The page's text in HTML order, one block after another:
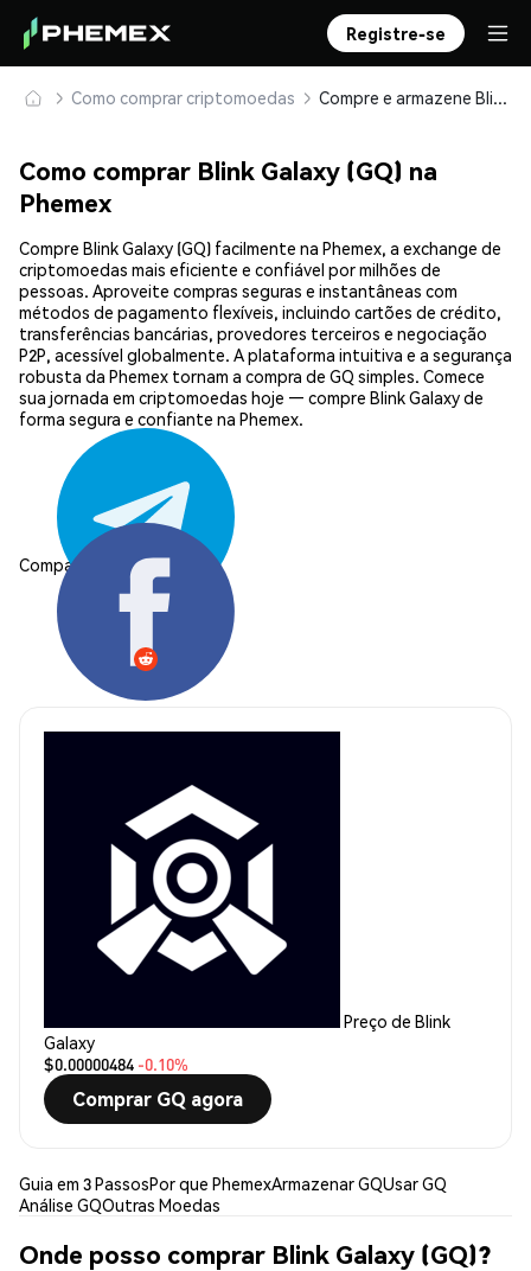
Registre-se
Como comprar criptomoedas Compre e armazene Blink Galaxy (GQ) com segurança
Como comprar Blink Galaxy (GQ) na
Phemex
Compre Blink Galaxy (GQ) facilmente na Phemex, a exchange de
criptomoedas mais eficiente e confiável por milhões de
pessoas. Aproveite compras seguras e instantâneas com
métodos de pagamento flexíveis, incluindo cartões de crédito,
transferências bancárias, provedores terceiros e negociação
P2P, acessível globalmente. A plataforma intuitiva e a segurança
robusta da Phemex tornam a compra de GQ simples. Comece
sua jornada em criptomoedas hoje — compre Blink Galaxy de
forma segura e confiante na Phemex.
Compartilhar:
Preço de Blink
Galaxy
$0.00000484 -0.10%
Comprar GQ agora
Guia em 3 PassosPor que PhemexArmazenar GQUsar GQ
Análise GQOutras Moedas
Onde posso comprar Blink Galaxy (GQ)?